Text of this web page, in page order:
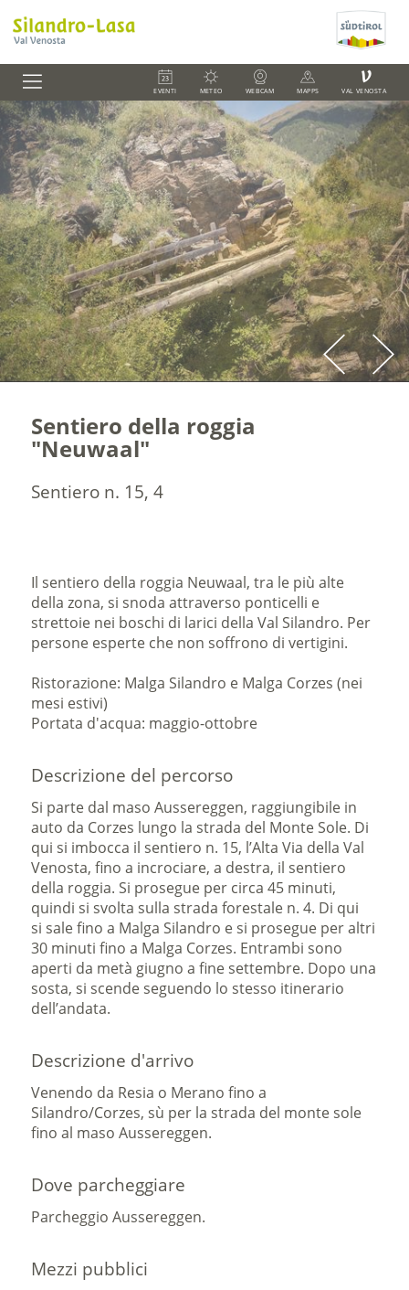
EVENTI METEO WEBCAM MAPPS
V
VAL VENOSTA
Sentiero della roggia
"Neuwaal"
Sentiero n. 15, 4
Il sentiero della roggia Neuwaal, tra le più alte
della zona, si snoda attraverso ponticelli e
strettoie nei boschi di larici della Val Silandro. Per
persone esperte che non soffrono di vertigini.
Ristorazione: Malga Silandro e Malga Corzes (nei
mesi estivi)
Portata d'acqua: maggio-ottobre
Descrizione del percorso
Si parte dal maso Aussereggen, raggiungibile in
auto da Corzes lungo la strada del Monte Sole. Di
qui si imbocca il sentiero n. 15, l’Alta Via della Val
Venosta, fino a incrociare, a destra, il sentiero
della roggia. Si prosegue per circa 45 minuti,
quindi si svolta sulla strada forestale n. 4. Di qui
si sale fino a Malga Silandro e si prosegue per altri
30 minuti fino a Malga Corzes. Entrambi sono
aperti da metà giugno a fine settembre. Dopo una
sosta, si scende seguendo lo stesso itinerario
dell’andata.
Descrizione d'arrivo
Venendo da Resia o Merano fino a
Silandro/Corzes, sù per la strada del monte sole
fino al maso Aussereggen.
Dove parcheggiare
Parcheggio Aussereggen.
Mezzi pubblici